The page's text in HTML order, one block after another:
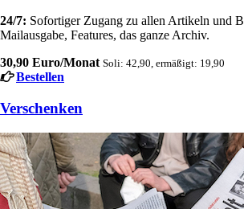
24/7: Sofortiger Zugang zu allen Artikeln und
Mailausgabe, Features, das ganze Archiv.
30,90 Euro/Monat Soli: 42,90, ermäßigt: 19,90
Bestellen
Verschenken